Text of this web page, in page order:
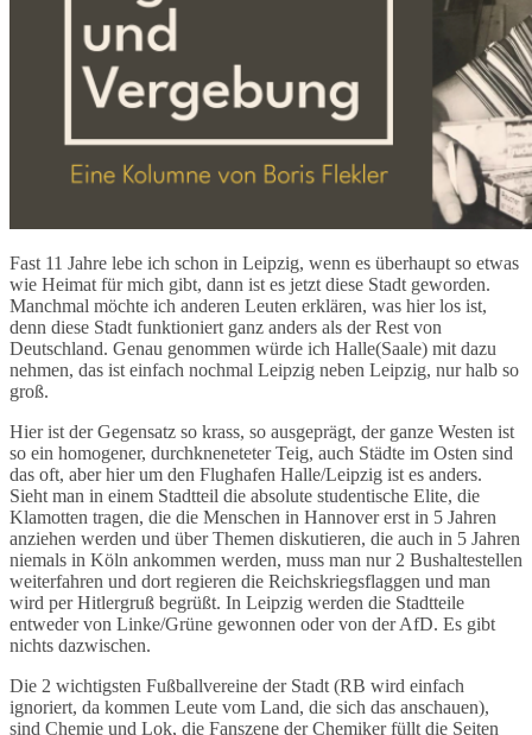
Fast 11 Jahre lebe ich schon in Leipzig, wenn es überhaupt so etwas
wie Heimat für mich gibt, dann ist es jetzt diese Stadt geworden.
Manchmal möchte ich anderen Leuten erklären, was hier los ist,
denn diese Stadt funktioniert ganz anders als der Rest von
Deutschland. Genau genommen würde ich Halle(Saale) mit dazu
nehmen, das ist einfach nochmal Leipzig neben Leipzig, nur halb so
groß.
Hier ist der Gegensatz so krass, so ausgeprägt, der ganze Westen ist
so ein homogener, durchkneneteter Teig, auch Städte im Osten sind
das oft, aber hier um den Flughafen Halle/Leipzig ist es anders.
Sieht man in einem Stadtteil die absolute studentische Elite, die
Klamotten tragen, die die Menschen in Hannover erst in 5 Jahren
anziehen werden und über Themen diskutieren, die auch in 5 Jahren
niemals in Köln ankommen werden, muss man nur 2 Bushaltestellen
weiterfahren und dort regieren die Reichskriegsflaggen und man
wird per Hitlergruß begrüßt. In Leipzig werden die Stadtteile
entweder von Linke/Grüne gewonnen oder von der AfD. Es gibt
nichts dazwischen.
Die 2 wichtigsten Fußballvereine der Stadt (RB wird einfach
ignoriert, da kommen Leute vom Land, die sich das anschauen),
sind Chemie und Lok, die Fanszene der Chemiker füllt die Seiten